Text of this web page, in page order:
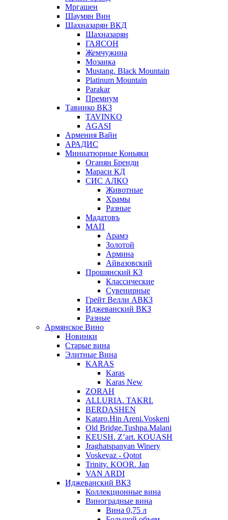
Мргашен
Шаумян Вин
Шахназарян ВКД
Шахназарян
ГАЯСОН
Жемчужина
Мозаика
Mustang. Black Mountain
Platinum Mountain
Parakar
Премиум
Тавинко ВКЗ
TAVINKO
AGASI
Армения Вайн
АРАДИС
Миниатюрные Коньяки
Оганян Бренди
Мараси КД
СИС АЛКО
Животные
Храмы
Разные
Мадатовъ
МАП
Арамэ
Золотой
Армина
Айвазовский
Прошянский КЗ
Классические
Сувенирные
Грейт Велли АВКЗ
Иджеванский ВКЗ
Разные
Армянское Вино
Новинки
Старые вина
Элитные Вина
KARAS
Karas
Karas New
ZORAH
ALLURIA. TAKRI.
BERDASHEN
Kataro.Hin Areni.Voskeni
Old Bridge.Tushpa.Malani
KEUSH. Z’art. KOUASH
Jraghatspanyan Winery
Voskevaz - Qotot
Trinity. KOOR. Jan
VAN ARDI
Иджеванский ВКЗ
Коллекционные вина
Виноградные вина
Вина 0,75 л